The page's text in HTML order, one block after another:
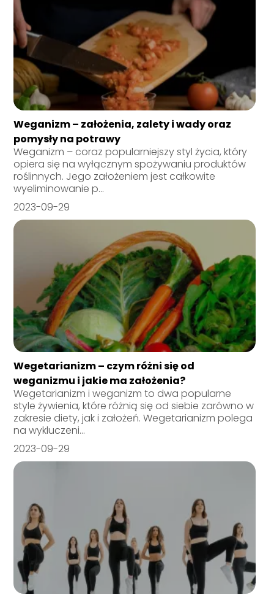
Weganizm – założenia, zalety i wady oraz
pomysły na potrawy
Weganizm – coraz popularniejszy styl życia, który
opiera się na wyłącznym spożywaniu produktów
roślinnych. Jego założeniem jest całkowite
wyeliminowanie p...
2023-09-29
Wegetarianizm – czym różni się od
weganizmu i jakie ma założenia?
Wegetarianizm i weganizm to dwa popularne
style żywienia, które różnią się od siebie zarówno w
zakresie diety, jak i założeń. Wegetarianizm polega
na wykluczeni...
2023-09-29